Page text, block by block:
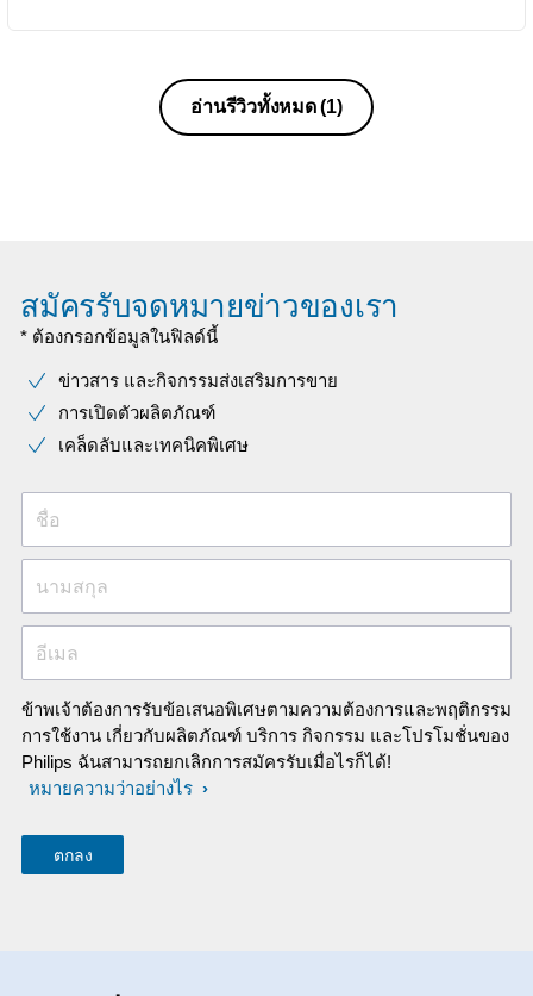
อ่านรีวิวทั้งหมด(1)
สมัครรับจดหมายข่าวของเรา
* ต้องกรอกข้อมูลในฟิลด์นี้
ข่าวสาร และกิจกรรมส่งเสริมการขาย
การเปิดตัวผลิตภัณฑ์
เคล็ดลับและเทคนิคพิเศษ
ชื่อ
นามสกุล
อีเมล
ข้าพเจ้าต้องการรับข้อเสนอพิเศษตามความต้องการและพฤติกรรม
การใช้งาน เกี่ยวกับผลิตภัณฑ์ บริการ กิจกรรม และโปรโมชั่นของ
Philips ฉันสามารถยกเลิกการสมัครรับเมื่อไรก็ได้!
หมายความว่าอย่างไร